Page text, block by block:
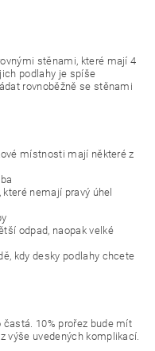
stěnami, které mají 4
podlahy je spíše
rovnoběžně se stěnami
místnosti mají některé z
nemají pravý úhel
odpad, naopak velké
kdy desky podlahy chcete
10% prořez bude mít
výše uvedených komplikací.